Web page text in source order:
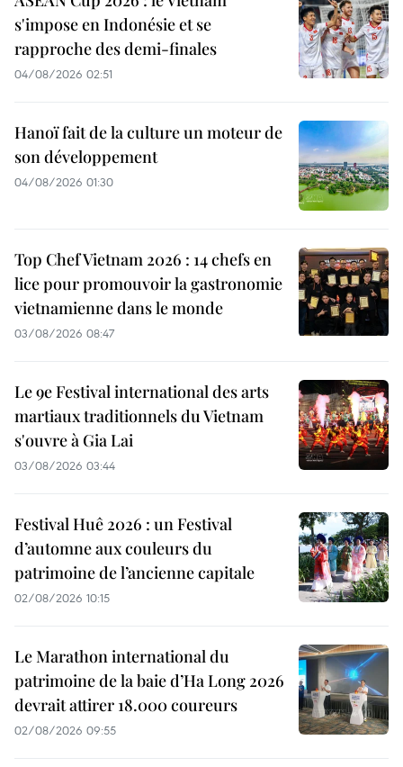
s'impose en Indonésie et se
rapproche des demi-finales
04/08/2026 02:51
Hanoï fait de la culture un moteur de
son développement
04/08/2026 01:30
Top Chef Vietnam 2026 : 14 chefs en
lice pour promouvoir la gastronomie
vietnamienne dans le monde
03/08/2026 08:47
Le 9e Festival international des arts
martiaux traditionnels du Vietnam
s'ouvre à Gia Lai
03/08/2026 03:44
Festival Huê 2026 : un Festival
d’automne aux couleurs du
patrimoine de l’ancienne capitale
02/08/2026 10:15
Le Marathon international du
patrimoine de la baie d’Ha Long 2026
devrait attirer 18.000 coureurs
02/08/2026 09:55